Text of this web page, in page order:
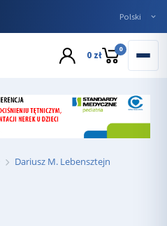
0 zł 0
Dariusz M. Lebensztejn